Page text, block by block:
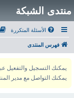
منتدى الشبكة
الأسئلة المتكررة
فهرس المنتدى
يمكنك التواصل مع مدير